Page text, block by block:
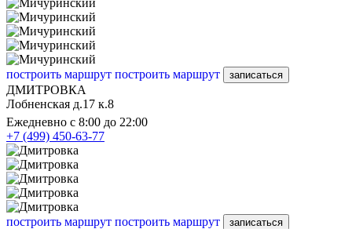
построить маршрут построить маршрут записаться
ДМИТРОВКА
Лобненская д.17 к.8
Ежедневно с 8:00 до 22:00
+7 (499) 450-63-77
построить маршрут построить маршрут записаться